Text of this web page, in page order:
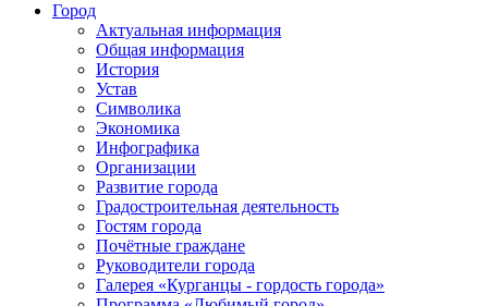
Город
Актуальная информация
Общая информация
История
Устав
Символика
Экономика
Инфографика
Организации
Развитие города
Градостроительная деятельность
Гостям города
Почётные граждане
Руководители города
Галерея «Курганцы - гордость города»